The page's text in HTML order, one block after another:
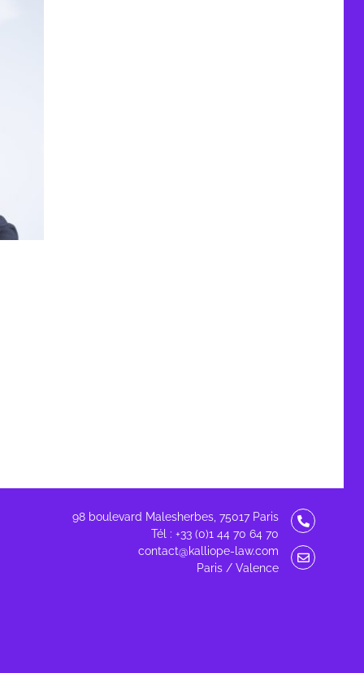
98 boulevard Malesherbes, 75017 Paris
Tél : +33 (0)1 44 70 64 70
contact@kalliope-law.com
Paris / Valence